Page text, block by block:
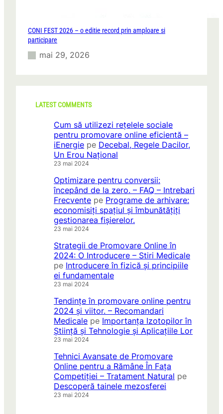
CONI FEST 2026 – o editie record prin amploare si
participare
mai 29, 2026
LATEST COMMENTS
Cum să utilizezi rețelele sociale
pentru promovare online eficientă –
iEnergie pe Decebal, Regele Dacilor,
Un Erou Național
23 mai 2024
Optimizare pentru conversii:
începând de la zero. – FAQ – Intrebari
Frecvente pe Programe de arhivare:
economisiți spațiul și îmbunătățiți
gestionarea fișierelor.
23 mai 2024
Strategii de Promovare Online în
2024: O Introducere – Stiri Medicale
pe Introducere în fizică și principiile
ei fundamentale
23 mai 2024
Tendințe în promovare online pentru
2024 și viitor. – Recomandari
Medicale pe Importanța Izotopilor în
Știință și Tehnologie și Aplicațiile Lor
23 mai 2024
Tehnici Avansate de Promovare
Online pentru a Rămâne În Fața
Competiției – Tratament Natural pe
Descoperă tainele mezosferei
23 mai 2024